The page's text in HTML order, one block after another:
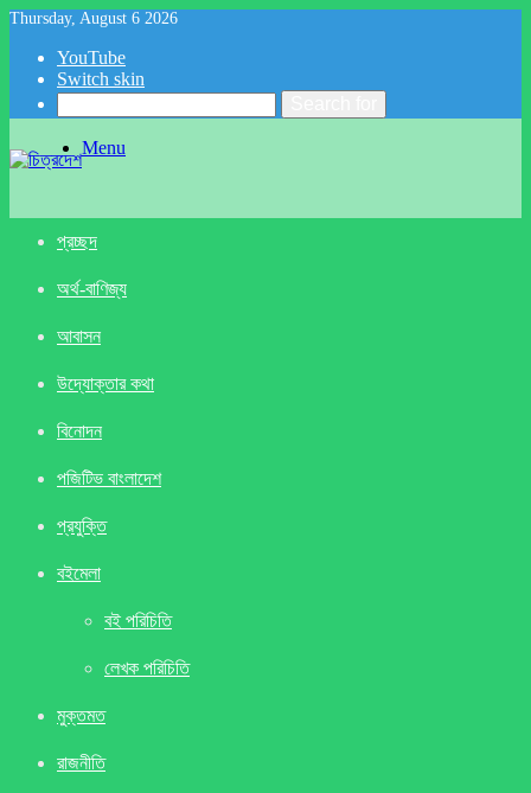
Thursday, August 6 2026
YouTube
Switch skin
Menu
প্রচ্ছদ
অর্থ-বাণিজ্য
আবাসন
উদ্যোক্তার কথা
বিনোদন
পজিটিভ বাংলাদেশ
প্রযুক্তি
বইমেলা
বই পরিচিতি
লেখক পরিচিতি
মুক্তমত
রাজনীতি